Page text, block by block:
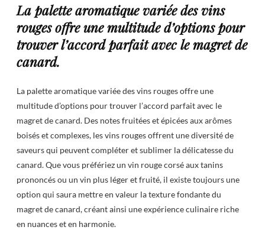
La palette aromatique variée des vins
rouges offre une multitude d’options pour
trouver l’accord parfait avec le magret de
canard.
La palette aromatique variée des vins rouges offre une
multitude d’options pour trouver l’accord parfait avec le
magret de canard. Des notes fruitées et épicées aux arômes
boisés et complexes, les vins rouges offrent une diversité de
saveurs qui peuvent compléter et sublimer la délicatesse du
canard. Que vous préfériez un vin rouge corsé aux tanins
prononcés ou un vin plus léger et fruité, il existe toujours une
option qui saura mettre en valeur la texture fondante du
magret de canard, créant ainsi une expérience culinaire riche
en nuances et en harmonie.